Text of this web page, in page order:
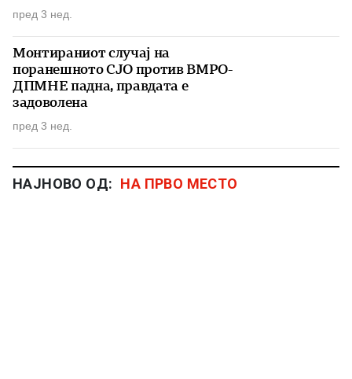
пред 3 нед.
Монтираниот случај на
поранешното СЈО против ВМРО-
ДПМНЕ падна, правдата е
задоволена
пред 3 нед.
НАЈНОВО ОД: НА ПРВО МЕСТО